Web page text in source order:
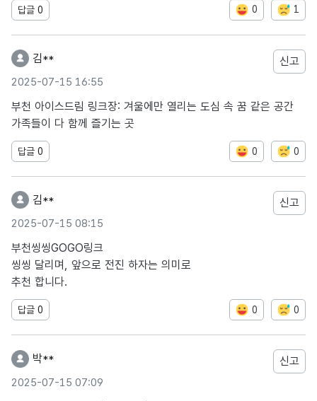
답글 0 0 1
김**
2025-07-15 16:55
신고
부천 아이스드림 링크장: 겨울에만 열리는 도심 속 꿈 같은 공간
가족들이 다 함께 즐기는 곳
답글 0 0 0
김**
2025-07-15 08:15
신고
부천씽씽GOGO링크
씽씽 달리며, 앞으로 전진 하자는 의미로
추천 합니다.
답글 0 0 0
박**
2025-07-15 07:09
신고